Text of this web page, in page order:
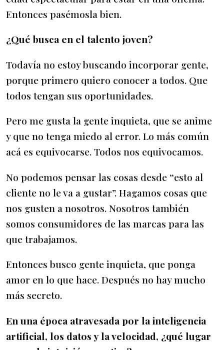
Entonces pasémosla bien.
¿Qué busca en el talento joven?
Todavía no estoy buscando incorporar gente,
porque primero quiero conocer a todos. Que
todos tengan sus oportunidades.
Pero me gusta la gente inquieta, que se anime
y que no tenga miedo al error. Lo más común
acá es equivocarse. Todos nos equivocamos.
No podemos pensar las cosas desde “esto al
cliente no le va a gustar”. Hagamos cosas que
nos gusten a nosotros. Nosotros también
somos consumidores de las marcas para las
que trabajamos.
Entonces busco gente inquieta, que ponga
amor en lo que hace. Después no hay mucho
más secreto.
En una época atravesada por la inteligencia
artificial, los datos y la velocidad, ¿qué lugar